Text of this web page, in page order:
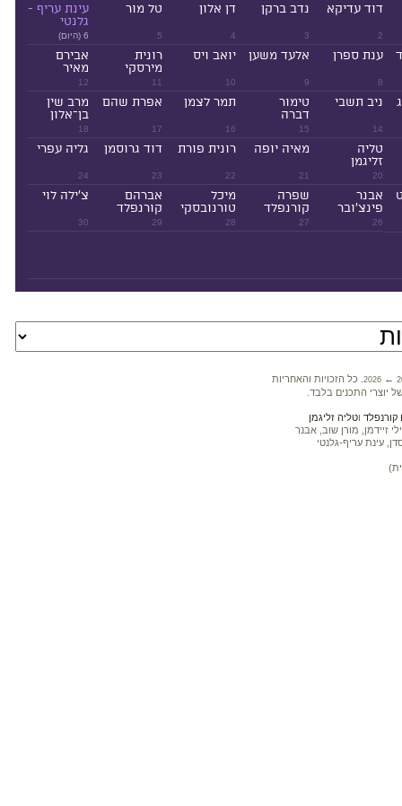
2
דוד עדיקא
3
נדב ברקן
4
דן אלון
5
טל מור
6 (היום)
עינת עריף -
גלנטי
8
ענת ספרן
9
אלעד משען
10
יואב ויס
11
רונית
מירסקי
12
אבירם
מאיר
14
ניב תשבי
15
טימור
דברה
16
תמר לצמן
17
אפרת שהם
18
מרב שין
בן־אלון
20
טליה
זליגמן
21
מאיה יופה
22
רונית פורת
23
דוד גרוסמן
24
גליה עפרי
26
אבנר
פינצ'ובר
27
שפרה
קורנפלד
28
מיכל
טורנובסקי
29
אברהם
קורנפלד
30
צ'ילה לוי
2026 ←
. כל הזכויות והאחריות
יוצרי התכנים בלבד.
וטליה זליגמן
זיידמן, מורן שוב, אבנר
עינת עריף-גלנטי